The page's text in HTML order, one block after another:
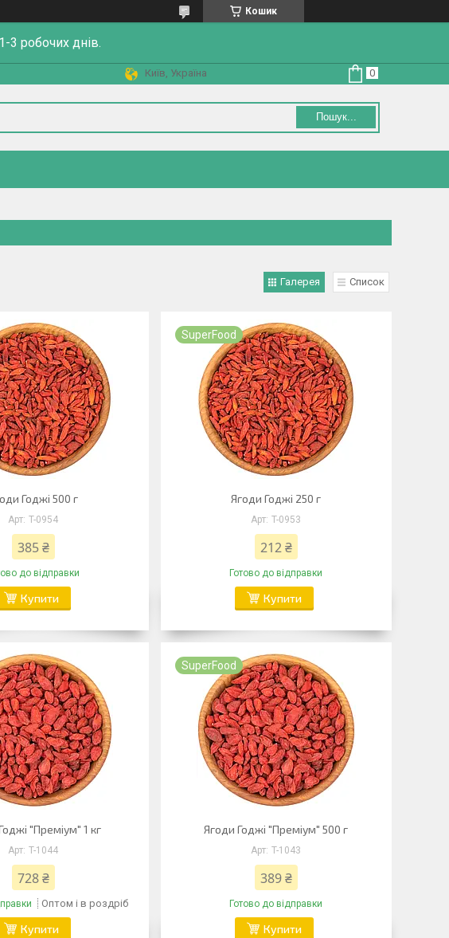
Кошик
3 робочих днів.
Київ, Україна
Пошук...
Галерея Список
Годжі 500 г
T-0954
385 ₴
до відправки
Купити
SuperFood
Ягоди Годжі 250 г
T-0953
212 ₴
Готово до відправки
Купити
"Преміум" 1 кг
T-1044
728 ₴
Оптом і в роздріб
Купити
SuperFood
Ягоди Годжі "Преміум" 500 г
T-1043
389 ₴
Готово до відправки
Купити